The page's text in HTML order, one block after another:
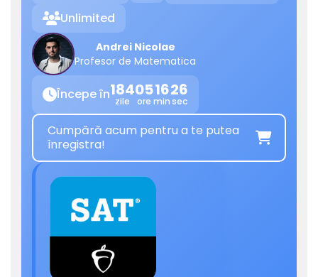
Unlimited
Andrei Nicolae
Profesor de Matematica
Începe în184
zile
05
ore
16
min
25
sec
Cumpără acum pentru a te putea
înregistra!
